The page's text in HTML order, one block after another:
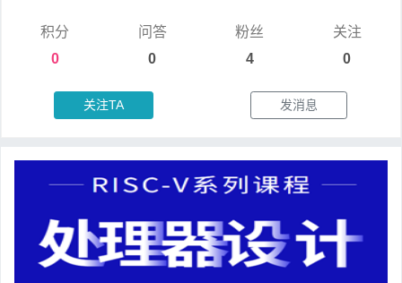
积分
0
问答
0
粉丝
4
关注
0
关注TA 发消息